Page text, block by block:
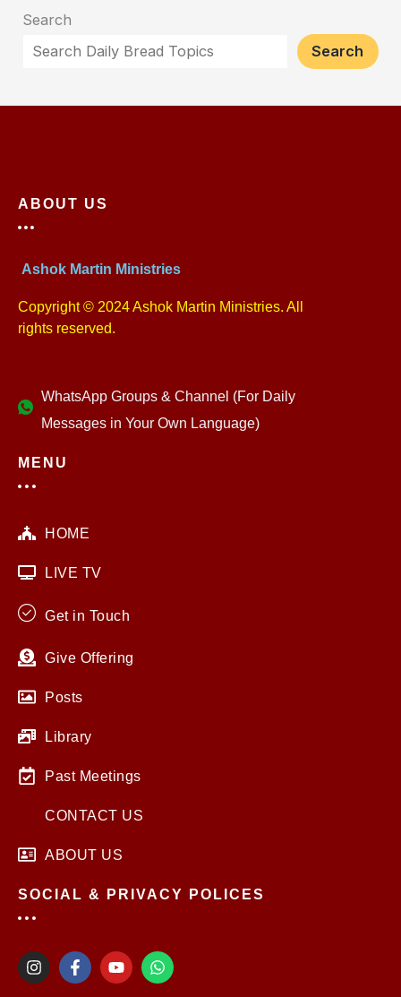
Search
Search
ABOUT US
Ashok Martin Ministries
Copyright © 2024 Ashok Martin Ministries. All
rights reserved.
WhatsApp Groups & Channel (For Daily
Messages in Your Own Language)
MENU
HOME
LIVE TV
Get in Touch
Give Offering
Posts
Library
Past Meetings
CONTACT US
ABOUT US
SOCIAL & PRIVACY POLICES
I
n
F
a
Y
o
W
h